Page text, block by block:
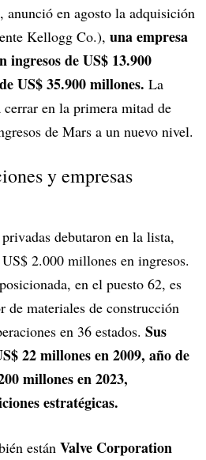
anunció en agosto la adquisición
Kellogg Co.), una empresa
ingresos de US$ 13.900
US$ 35.900 millones. La
cerrar en la primera mitad de
de Mars a un nuevo nivel.
y empresas
debutaron en la lista,
2.000 millones en ingresos.
en el puesto 62, es
materiales de construcción
en 36 estados. Sus
22 millones en 2009, año de
millones en 2023,
estratégicas.
están Valve Corporation